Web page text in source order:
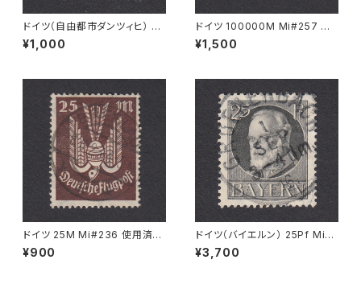
ドイツ（自由都市ダンツィヒ） 6
Ｍ Mi#106 使用済み切手｜ZO
PPOT 21.10.1922
¥1,000
ドイツ 100000M Mi#257 使
用済み切手｜STEINHUDE 25.
9.1923
¥1,500
ドイツ 25M Mi#236 使用済み
切手｜BRESLAU 8.6.1923
¥900
ドイツ（バイエルン） 25Pf Mi#
98 I 使用済み切手｜GRÜENE
NBACH 1.SEP.1916
¥3,700